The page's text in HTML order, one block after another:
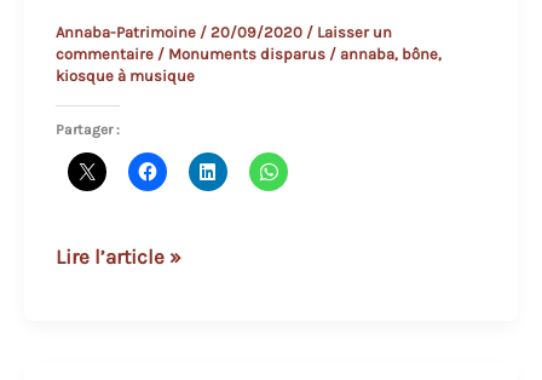
Annaba-Patrimoine / 20/09/2020 / Laisser un
commentaire / Monuments disparus/ annaba, bône,
kiosque à musique
Partager :
Le
Lire l’article »